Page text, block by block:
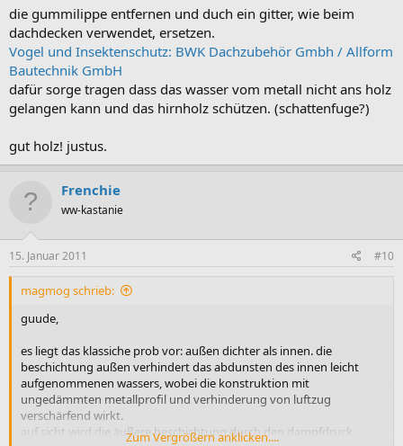
die gummilippe entfernen und duch ein gitter, wie beim
dachdecken verwendet, ersetzen.
Vogel und Insektenschutz: BWK Dachzubehör Gmbh / Allform
Bautechnik GmbH
dafür sorge tragen dass das wasser vom metall nicht ans holz
gelangen kann und das hirnholz schützen. (schattenfuge?)
gut holz! justus.
Frenchie
ww-kastanie
15. Januar 2011 #10
magmog schrieb:
guude,
es liegt das klassiche prob vor: außen dichter als innen. die
beschichtung außen verhindert das abdunsten des innen leicht
aufgenommenen wassers, wobei die konstruktion mit
ungedämmten metallprofil und verhinderung von luftzug
verschärfend wirkt.
auf sicht wird die äußere beschichtung durch den dampfdruck
Zum Vergrößern anklicken....